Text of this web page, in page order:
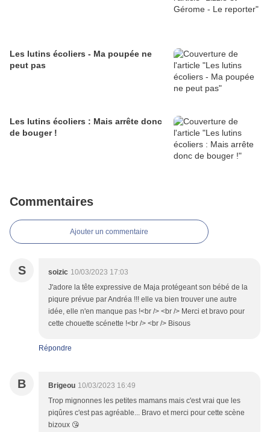
Les lutins écoliers - Ma poupée ne
peut pas
Les lutins écoliers : Mais arrête donc
de bouger !
Commentaires
Ajouter un commentaire
S soizic 10/03/2023 17:03
J'adore la tête expressive de Maja protégeant son bébé de la
piqure prévue par Andréa !!! elle va bien trouver une autre
idée, elle n'en manque pas !<br /> <br /> Merci et bravo pour
cette chouette scénette !<br /> <br /> Bisous
Répondre
B Brigeou 10/03/2023 16:49
Trop mignonnes les petites mamans mais c'est vrai que les
piqûres c'est pas agréable... Bravo et merci pour cette scène
bizoux 😘